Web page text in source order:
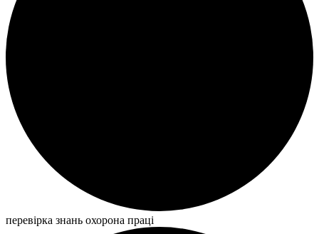
перевірка знань охорона праці